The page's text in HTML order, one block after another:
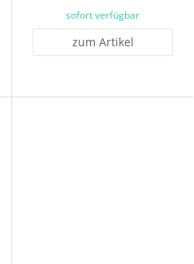
sofort verfügbar
zum Artikel